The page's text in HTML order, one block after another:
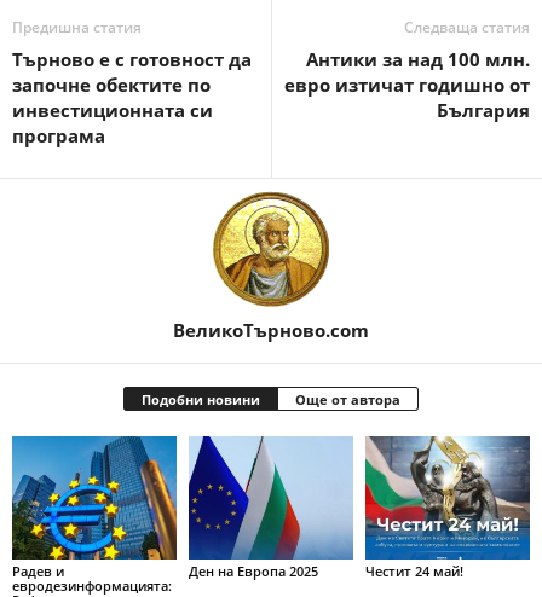
Предишна статия
Търново е с готовност да
започне обектите по
инвестиционната си
програма
Следваща статия
Антики за над 100 млн.
евро изтичат годишно от
България
ВеликоТърново.com
Подобни новини Още от автора
Радев и
евродезинформацията:
Ден на Европа 2025 Честит 24 май!